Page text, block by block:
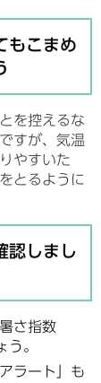
もこまめ
を控えるな
すが、気温
やすいた
とるように
認しまし
さ指数
う。
ラート」も